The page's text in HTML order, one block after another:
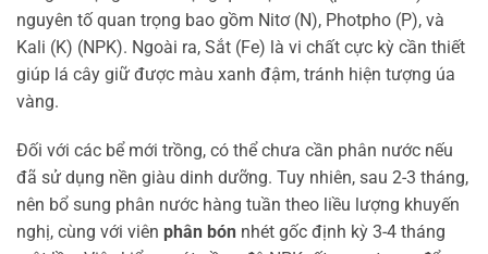
nguyên tố quan trọng bao gồm Nitơ (N), Photpho (P), và
Kali (K) (NPK). Ngoài ra, Sắt (Fe) là vi chất cực kỳ cần thiết
giúp lá cây giữ được màu xanh đậm, tránh hiện tượng úa
vàng.
Đối với các bể mới trồng, có thể chưa cần phân nước nếu
đã sử dụng nền giàu dinh dưỡng. Tuy nhiên, sau 2-3 tháng,
nên bổ sung phân nước hàng tuần theo liều lượng khuyến
nghị, cùng với viên phân bón nhét gốc định kỳ 3-4 tháng